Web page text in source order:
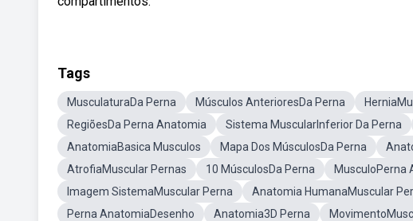
Tags
MusculaturaDa Perna Músculos AnterioresDa Perna
RegiõesDa Perna Anatomia
Sistema MuscularInferior Da Perna
AnatomiaBasica Musculos
Mapa Dos MúsculosDa Perna
AtrofiaMuscular Pernas
10 MúsculosDa Perna MusculoPerna
Imagem SistemaMuscular Perna
Anatomia HumanaMuscular
Perna AnatomiaDesenho
Anatomia3D Perna